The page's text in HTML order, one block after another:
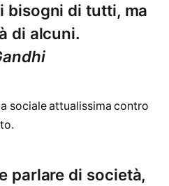
bisogni di tutti, ma
di alcuni.
sociale attualissima contro
parlare di società,